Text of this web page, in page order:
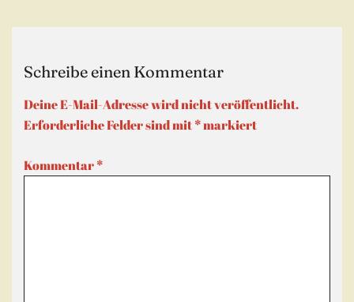
Schreibe einen Kommentar
Deine E-Mail-Adresse wird nicht veröffentlicht.
Erforderliche Felder sind mit*markiert
Kommentar*